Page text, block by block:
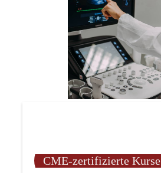
CME-zertifizierte Kurse